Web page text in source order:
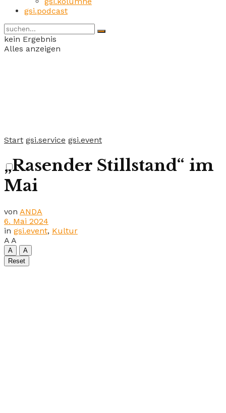
gsi.podcast
kein Ergebnis
Alles anzeigen
Start gsi.service gsi.event
„Rasender Stillstand“ im
Mai
von ANDA
6. Mai 2024
in gsi.event, Kultur
A A
A
A
Reset